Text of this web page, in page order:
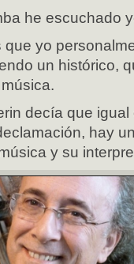
he escuchado
que yo
un histórico,
decía que
hay
y su